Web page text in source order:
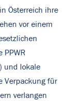
Österreich ihre
vor einem
PPWR
und lokale
Verpackung für
verlangen